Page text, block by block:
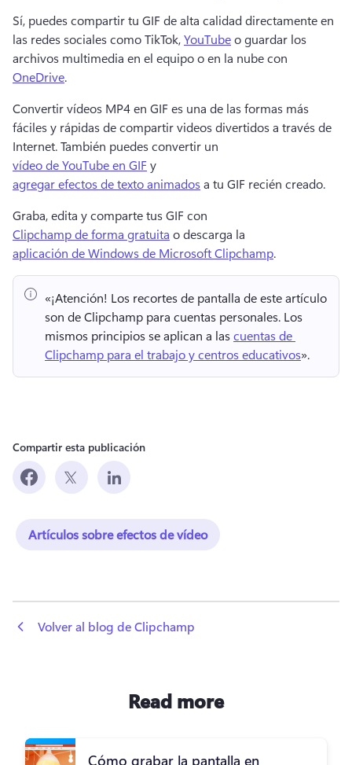
Sí, puedes compartir tu GIF de alta calidad directamente en
las redes sociales como TikTok, YouTube o guardar los
archivos multimedia en el equipo o en la nube con
OneDrive.
Convertir vídeos MP4 en GIF es una de las formas más
fáciles y rápidas de compartir videos divertidos a través de
Internet. También puedes convertir un
vídeo de YouTube en GIF y
agregar efectos de texto animados a tu GIF recién creado.
Graba, edita y comparte tus GIF con
Clipchamp de forma gratuita o descarga la
aplicación de Windows de Microsoft Clipchamp.
«¡Atención! Los recortes de pantalla de este artículo
son de Clipchamp para cuentas personales. Los
mismos principios se aplican a las cuentas de
Clipchamp para el trabajo y centros educativos».
Compartir esta publicación
Artículos sobre efectos de vídeo
Volver al blog de Clipchamp
Read more
Cómo grabar la pantalla en